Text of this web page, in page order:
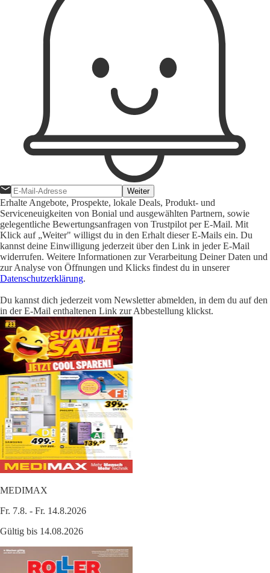
Weiter
Erhalte Angebote, Prospekte, lokale Deals, Produkt- und
Serviceneuigkeiten von Bonial und ausgewählten Partnern, sowie
gelegentliche Bewertungsanfragen von Trustpilot per E-Mail. Mit
Klick auf „Weiter" willigst du in den Erhalt dieser E-Mails ein. Du
kannst deine Einwilligung jederzeit über den Link in jeder E-Mail
widerrufen. Weitere Informationen zur Verarbeitung Deiner Daten und
zur Analyse von Öffnungen und Klicks findest du in unserer
Datenschutzerklärung.
Du kannst dich jederzeit vom Newsletter abmelden, in dem du auf den
in der E-Mail enthaltenen Link zur Abbestellung klickst.
MEDIMAX
Fr. 7.8. - Fr. 14.8.2026
Gültig bis 14.08.2026